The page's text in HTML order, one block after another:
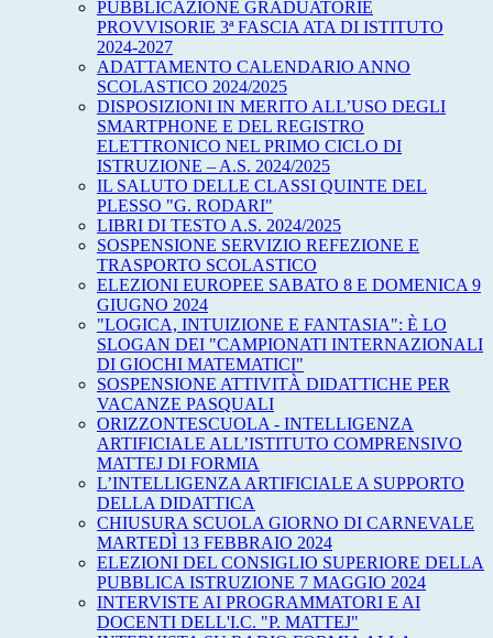
PUBBLICAZIONE GRADUATORIE
PROVVISORIE 3ª FASCIA ATA DI ISTITUTO
2024-2027
ADATTAMENTO CALENDARIO ANNO
SCOLASTICO 2024/2025
DISPOSIZIONI IN MERITO ALL’USO DEGLI
SMARTPHONE E DEL REGISTRO
ELETTRONICO NEL PRIMO CICLO DI
ISTRUZIONE – A.S. 2024/2025
IL SALUTO DELLE CLASSI QUINTE DEL
PLESSO "G. RODARI"
LIBRI DI TESTO A.S. 2024/2025
SOSPENSIONE SERVIZIO REFEZIONE E
TRASPORTO SCOLASTICO
ELEZIONI EUROPEE SABATO 8 E DOMENICA 9
GIUGNO 2024
"LOGICA, INTUIZIONE E FANTASIA": È LO
SLOGAN DEI "CAMPIONATI INTERNAZIONALI
DI GIOCHI MATEMATICI"
SOSPENSIONE ATTIVITÀ DIDATTICHE PER
VACANZE PASQUALI
ORIZZONTESCUOLA - INTELLIGENZA
ARTIFICIALE ALL’ISTITUTO COMPRENSIVO
MATTEJ DI FORMIA
L’INTELLIGENZA ARTIFICIALE A SUPPORTO
DELLA DIDATTICA
CHIUSURA SCUOLA GIORNO DI CARNEVALE
MARTEDÌ 13 FEBBRAIO 2024
ELEZIONI DEL CONSIGLIO SUPERIORE DELLA
PUBBLICA ISTRUZIONE 7 MAGGIO 2024
INTERVISTE AI PROGRAMMATORI E AI
DOCENTI DELL'I.C. "P. MATTEJ"